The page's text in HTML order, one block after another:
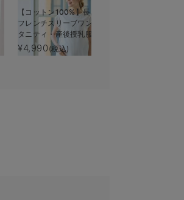
【コットン100%】長さが選べる
フレンチスリーブワンピース マ
タニティ・産後授乳服【出産後
も長く使える】
¥4,990 (税込)